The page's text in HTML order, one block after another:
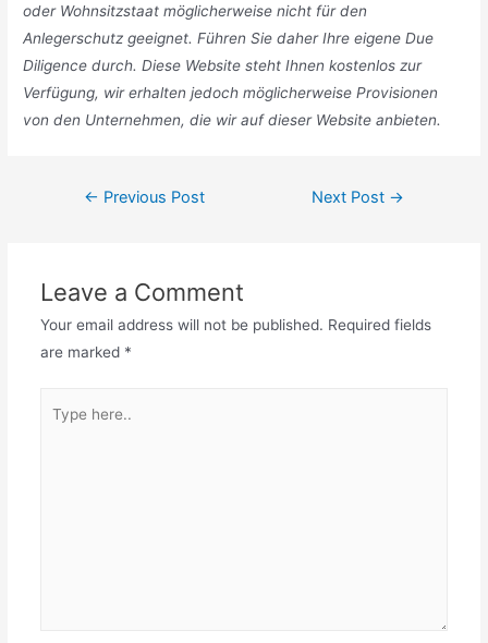
oder Wohnsitzstaat möglicherweise nicht für den
Anlegerschutz geeignet. Führen Sie daher Ihre eigene Due
Diligence durch. Diese Website steht Ihnen kostenlos zur
Verfügung, wir erhalten jedoch möglicherweise Provisionen
von den Unternehmen, die wir auf dieser Website anbieten.
Post← Previous Post Next Post →
Leave a Comment
Your email address will not be published. Required fields
are marked *
here..